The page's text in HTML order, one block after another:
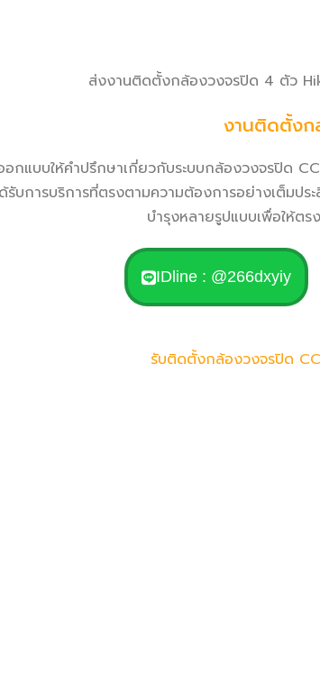
ส่งงานติดตั้งกล้องวงจรปิด 4 ตัว
งานติดตั้งก
กแบบให้คำปรึกษาเกี่ยวกับระบบกล้องวงจรปิด
รับการบริการที่ตรงตามความต้องการอย่างเต็ม
บำรุงหลายรูปแบบเพื่อให้ต
IDline : @266dxyiy
รับติดตั้งกล้องวงจรปิด